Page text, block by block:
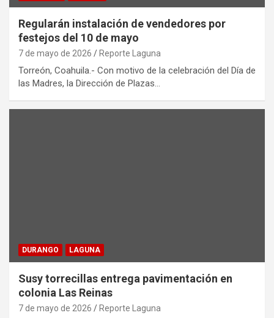
Regularán instalación de vendedores por
festejos del 10 de mayo
7 de mayo de 2026 Reporte Laguna
Torreón, Coahuila.- Con motivo de la celebración del Día de
las Madres, la Dirección de Plazas…
DURANGO LAGUNA
Susy torrecillas entrega pavimentación en
colonia Las Reinas
7 de mayo de 2026 Reporte Laguna